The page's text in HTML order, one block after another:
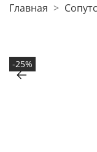
Главная
-25%